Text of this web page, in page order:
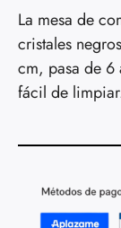
La mesa de
cristales
cm, pasa de 6
fácil de